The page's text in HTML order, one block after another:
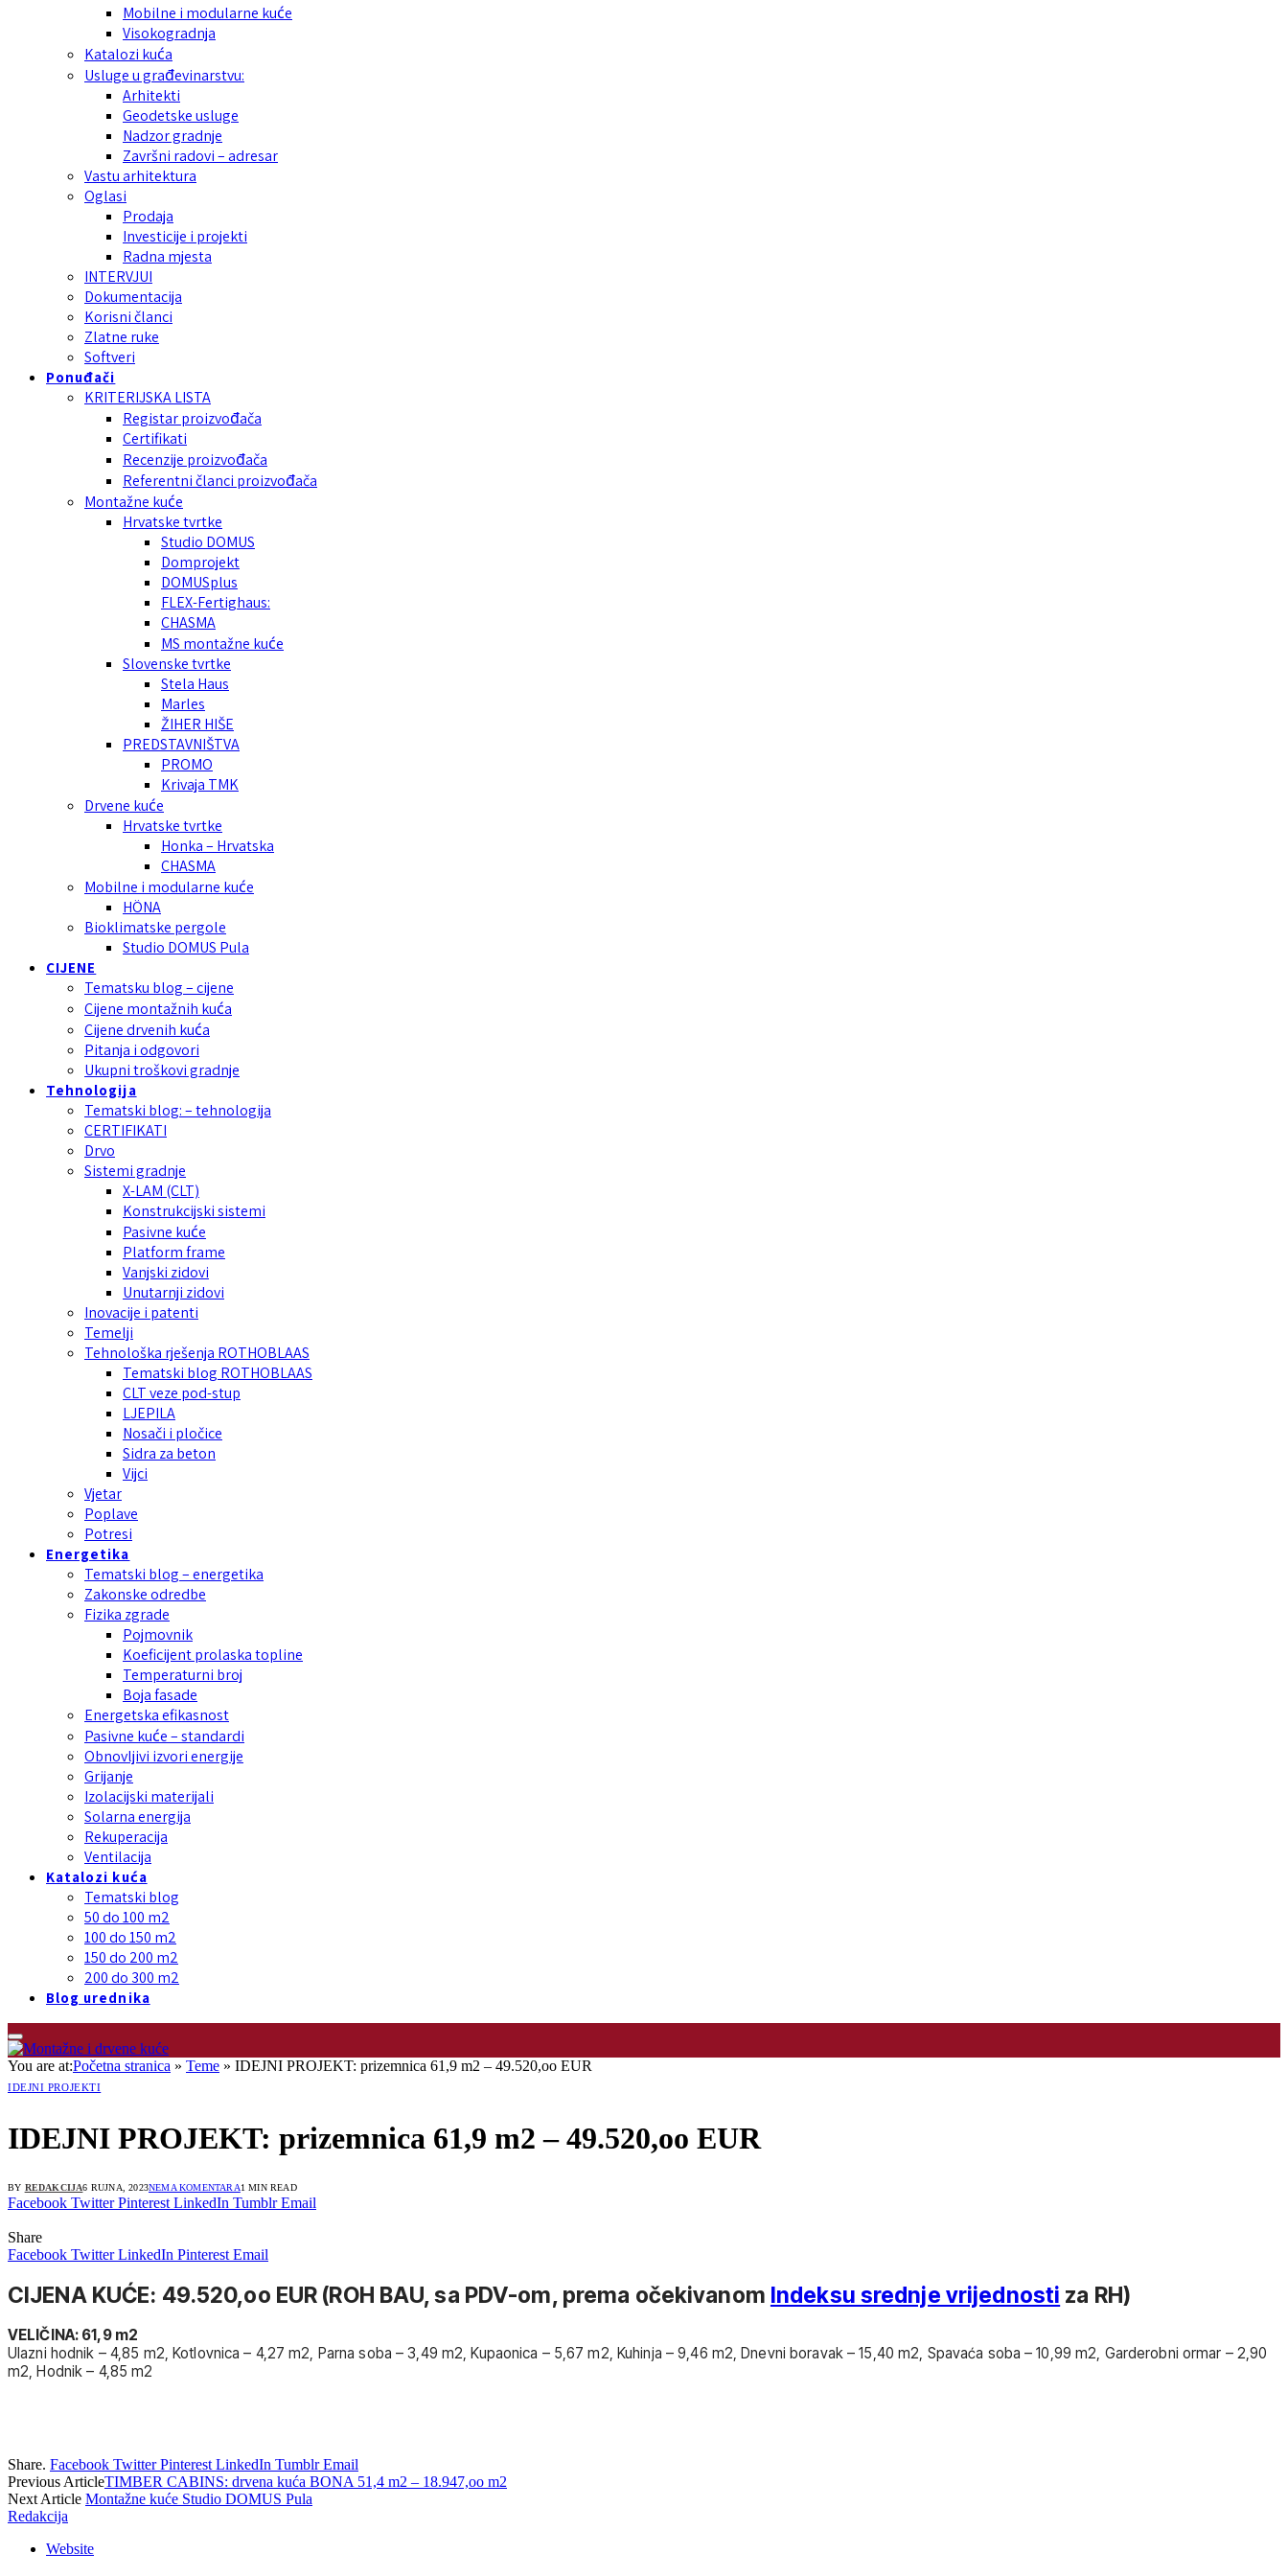
Mobilne i modularne kuće
Visokogradnja
Katalozi kuća
Usluge u građevinarstvu:
Arhitekti
Geodetske usluge
Nadzor gradnje
Završni radovi – adresar
Vastu arhitektura
Oglasi
Prodaja
Investicije i projekti
Radna mjesta
INTERVJUI
Dokumentacija
Korisni članci
Zlatne ruke
Softveri
Ponuđači
KRITERIJSKA LISTA
Registar proizvođača
Certifikati
Recenzije proizvođača
Referentni članci proizvođača
Montažne kuće
Hrvatske tvrtke
Studio DOMUS
Domprojekt
DOMUSplus
FLEX-Fertighaus:
CHASMA
MS montažne kuće
Slovenske tvrtke
Stela Haus
Marles
ŽIHER HIŠE
PREDSTAVNIŠTVA
PROMO
Krivaja TMK
Drvene kuće
Hrvatske tvrtke
Honka – Hrvatska
CHASMA
Mobilne i modularne kuće
HÖNA
Bioklimatske pergole
Studio DOMUS Pula
CIJENE
Tematsku blog – cijene
Cijene montažnih kuća
Cijene drvenih kuća
Pitanja i odgovori
Ukupni troškovi gradnje
Tehnologija
Tematski blog: – tehnologija
CERTIFIKATI
Drvo
Sistemi gradnje
X-LAM (CLT)
Konstrukcijski sistemi
Pasivne kuće
Platform frame
Vanjski zidovi
Unutarnji zidovi
Inovacije i patenti
Temelji
Tehnološka rješenja ROTHOBLAAS
Tematski blog ROTHOBLAAS
CLT veze pod-stup
LJEPILA
Nosači i pločice
Sidra za beton
Vijci
Vjetar
Poplave
Potresi
Energetika
Tematski blog – energetika
Zakonske odredbe
Fizika zgrade
Pojmovnik
Koeficijent prolaska topline
Temperaturni broj
Boja fasade
Energetska efikasnost
Pasivne kuće – standardi
Obnovljivi izvori energije
Grijanje
Izolacijski materijali
Solarna energija
Rekuperacija
Ventilacija
Katalozi kuća
Tematski blog
50 do 100 m2
100 do 150 m2
150 do 200 m2
200 do 300 m2
Blog urednika
You are at:Početna stranica » Teme » IDEJNI PROJEKT: prizemnica 61,9 m2 – 49.520,oo EUR
IDEJNI PROJEKTI
IDEJNI PROJEKT: prizemnica 61,9 m2 – 49.520,oo EUR
BY REDAKCIJA6 RUJNA, 2023NEMA KOMENTARA1 MIN READ
Facebook Twitter Pinterest LinkedIn Tumblr Email
Share
Facebook Twitter LinkedIn Pinterest Email
CIJENA KUĆE: 49.520,oo EUR (ROH BAU, sa PDV-om, prema očekivanom Indeksu srednje vrijednosti za RH)
VELIČINA: 61,9 m2
Ulazni hodnik – 4,85 m2, Kotlovnica – 4,27 m2, Parna soba – 3,49 m2, Kupaonica – 5,67 m2, Kuhinja – 9,46 m2, Dnevni boravak – 15,40 m2, Spavaća soba – 10,99 m2, Garderobni ormar – 2,90
m2, Hodnik – 4,85 m2
Share. Facebook Twitter Pinterest LinkedIn Tumblr Email
Previous ArticleTIMBER CABINS: drvena kuća BONA 51,4 m2 – 18.947,oo m2
Next Article Montažne kuće Studio DOMUS Pula
Redakcija
Website